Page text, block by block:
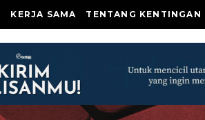
KERJA SAMA TENTANG KENTINGAN